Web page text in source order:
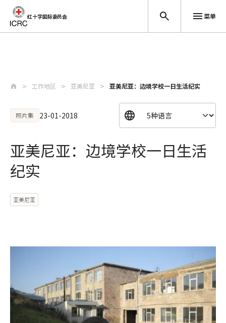
红十字国际委员会 菜单
工作地区 亚美尼亚 亚美尼亚：边境学校一日生活纪实
照片集 23-01-2018
亚美尼亚：边境学校一日生活
纪实
亚美尼亚